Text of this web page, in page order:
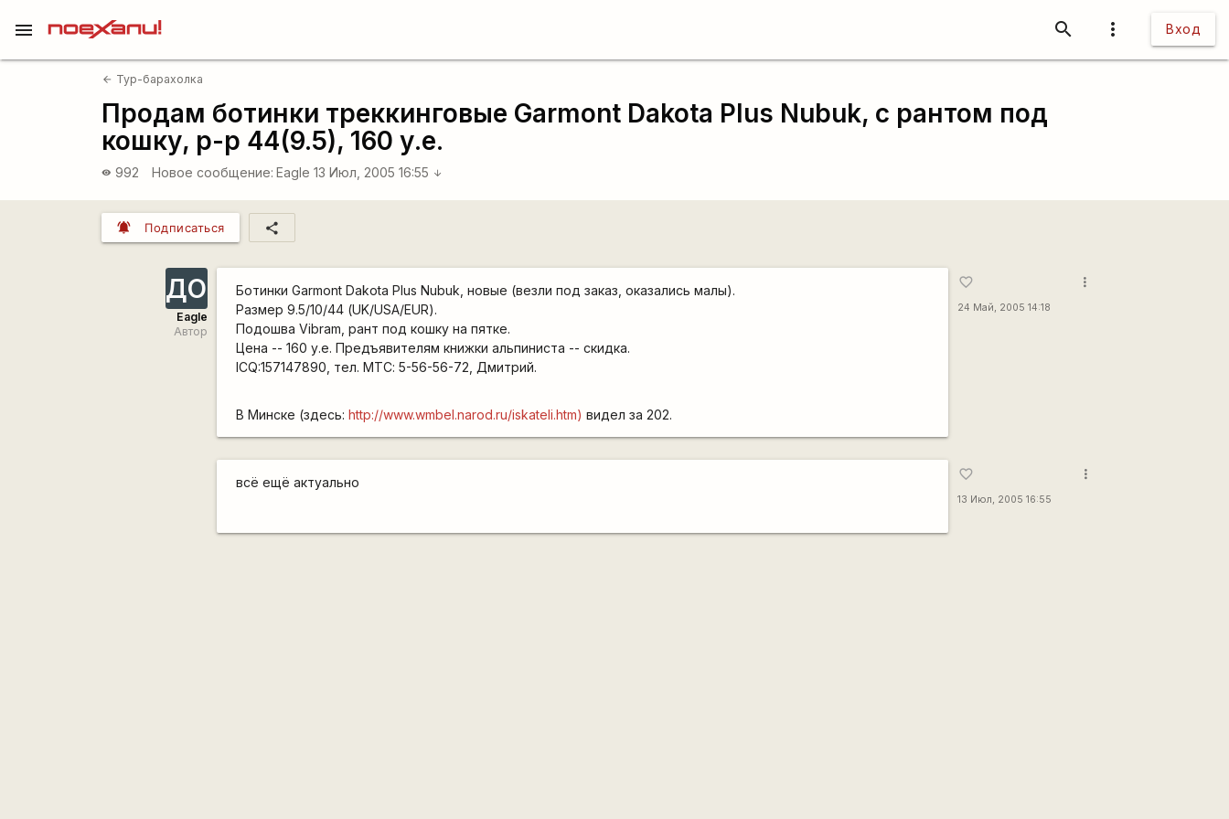
more_vert Вход
search
menu
arrow_back Тур-барахолка
Продам ботинки треккинговые Garmont Dakota Plus Nubuk, с рантом под
кошку, р-р 44(9.5), 160 у.е.
visibility 992 Новое сообщение: Eagle 13 Июл, 2005 16:55 arrow_downward
notifications_active Подписаться share
ДО
Eagle
Автор
Ботинки Garmont Dakota Plus Nubuk, новые (везли под заказ, оказались малы).
Размер 9.5/10/44 (UK/USA/EUR).
Подошва Vibram, рант под кошку на пятке.
Цена -- 160 у.е. Предъявителям книжки альпиниста -- скидка.
ICQ:157147890, тел. МТС: 5-56-56-72, Дмитрий.
В Минске (здесь:http://www.wmbel.narod.ru/iskateli.htm) видел за 202.
favorite_border
24 Май, 2005 14:18
more_vert
всё ещё актуально
favorite_border
13 Июл, 2005 16:55
more_vert